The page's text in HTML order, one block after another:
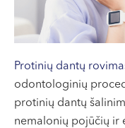
I-V 08:00 - 20:00
VI, VII --
Naujoji Uosto g. 9
Darbo laikas:
I-V 08:00 - 20:00
VI 09:00 - 15:00
Protinių dantų
odontologinių
protinių dantų
nemalonių pojūčių ir